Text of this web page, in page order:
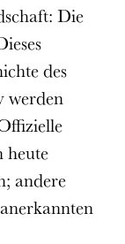
Die
des
werden
heute
andere